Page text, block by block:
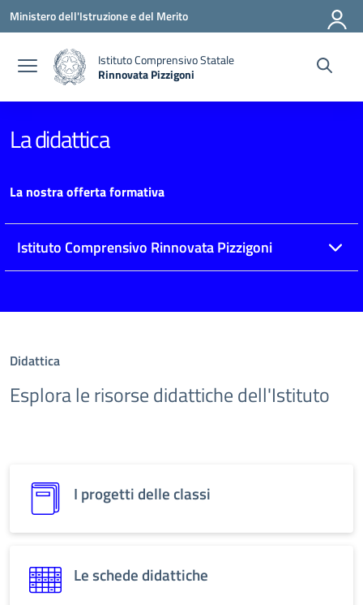
Vai ai contenuti
Vai al menu di navigazione
Vai al footer
Ministero dell'Istruzione e del Merito
Istituto Comprensivo Statale
Rinnovata Pizzigoni
La didattica
La nostra offerta formativa
Istituto Comprensivo Rinnovata Pizzigoni
Didattica
Esplora le risorse didattiche dell'Istituto
I progetti delle classi
Le schede didattiche